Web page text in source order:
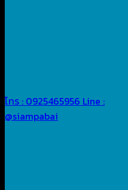
โทร : 0925465956 Line :
@siampabai